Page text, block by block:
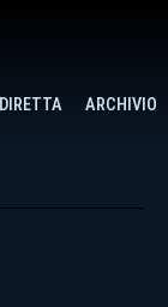
DIRETTA ARCHIVIO